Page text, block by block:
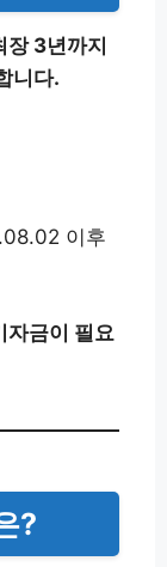
장 3년까지
니다.
이후
자금이 필요
?